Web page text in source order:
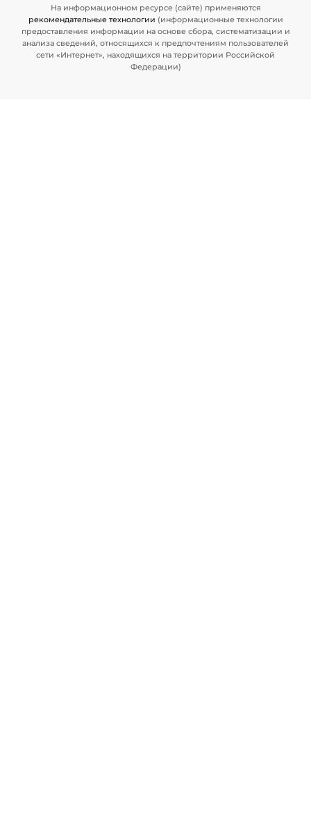
На информационном ресурсе (сайте) применяются
рекомендательные технологии (информационные технологии
предоставления информации на основе сбора, систематизации и
анализа сведений, относящихся к предпочтениям пользователей
сети «Интернет», находящихся на территории Российской
Федерации)